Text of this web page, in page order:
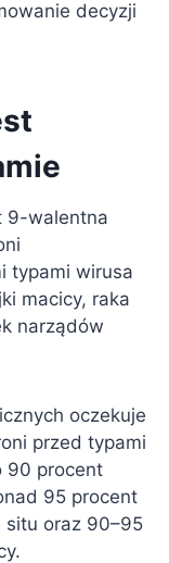
decyzji
9-walentna
typami wirusa
macicy, raka
narządów
oczekuje
przed typami
90 procent
95 procent
situ oraz 90–95